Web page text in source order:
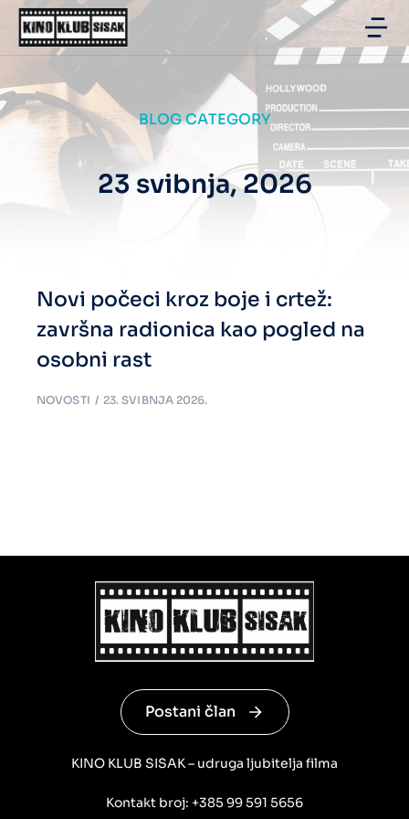
BLOG CATEGORY
23 svibnja, 2026
Novi počeci kroz boje i crtež:
završna radionica kao pogled na
osobni rast
NOVOSTI 23. SVIBNJA 2026.
Postani član
KINO KLUB SISAK – udruga ljubitelja filma
Kontakt broj: +385 99 591 5656